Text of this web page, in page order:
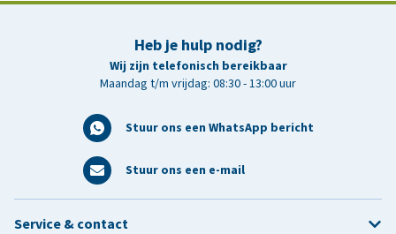
Heb je hulp nodig?
Wij zijn telefonisch bereikbaar
Maandag t/m vrijdag: 08:30 - 13:00 uur
Stuur ons een WhatsApp bericht
Stuur ons een e-mail
Service & contact